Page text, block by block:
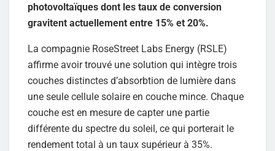
photovoltaïques dont les taux de conversion
gravitent actuellement entre 15% et 20%.
La compagnie RoseStreet Labs Energy (RSLE)
affirme avoir trouvé une solution qui intègre trois
couches distinctes d’absorbtion de lumière dans
une seule cellule solaire en couche mince. Chaque
couche est en mesure de capter une partie
différente du spectre du soleil, ce qui porterait le
rendement total à un taux supérieur à 35%.